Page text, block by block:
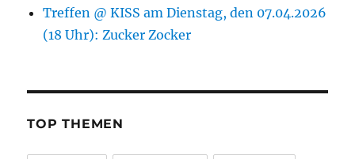
Treffen @ KISS am Dienstag, den 07.04.2026
(18 Uhr): Zucker Zocker
TOP THEMEN